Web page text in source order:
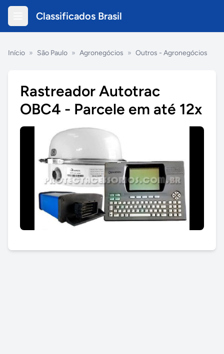
Classificados Brasil
Início » São Paulo » Agronegócios » Outros - Agronegócios
Rastreador Autotrac
OBC4 - Parcele em até 12x